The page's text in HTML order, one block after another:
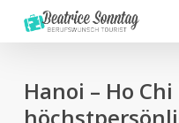
Hanoi – Ho